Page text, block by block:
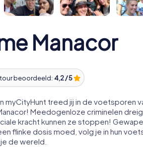
Manacor
beoordeeld: 4,2 / 5
myCityHunt treed jij in de voetsporen
Meedogenloze criminelen
kracht kunnen ze stoppen!
flinke dosis moed, volg je in hun
de wereld.